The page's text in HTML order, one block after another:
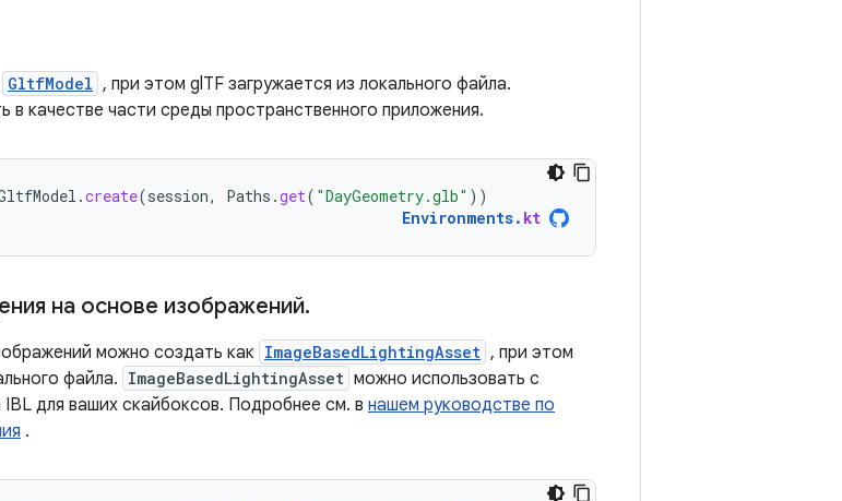
GltfModel , при этом glTF загружается из локального файла.
в качестве части среды пространственного приложения.
.create(session, Paths .get( "DayGeometry.glb" ))
Environments. kt
на основе изображений.
можно создать как ImageBasedLightingAsset , при этом
файла. ImageBasedLightingAsset можно использовать с
для ваших скайбоксов. Подробнее см. в нашем руководстве по
.